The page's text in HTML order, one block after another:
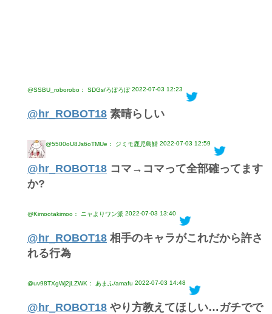
@SSBU_roborobo： SDGs/ろぼろぼ 2022-07-03 12:23
@hr_ROBOT18 素晴らしい
@5500oU8Js6oTMUe： ジミモ鹿児島鯖 2022-07-03 12:59
@hr_ROBOT18 コマ→コマって全部確ってます
か?
@Kimootakimoo： ニャよりワン派 2022-07-03 13:40
@hr_ROBOT18 相手のキャラがこれだから許さ
れる行為
@uv98TXgWj2jLZWK： あまふ/amafu 2022-07-03 14:48
@hr_ROBOT18 やり方教えてほしい…ガチでで